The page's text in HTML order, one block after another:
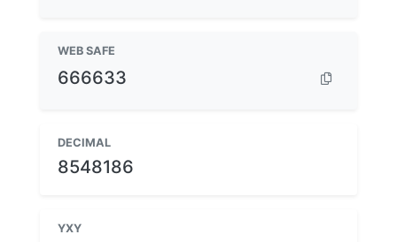
WEB SAFE
666633
DECIMAL
8548186
YXY